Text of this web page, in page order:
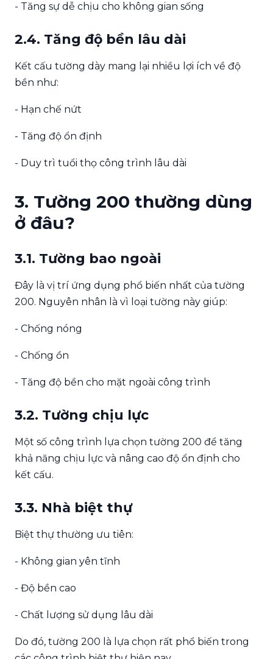
- Tăng sự dễ chịu cho không gian sống
2.4. Tăng độ bền lâu dài
Kết cấu tường dày mang lại nhiều lợi ích về độ
bền như:
- Hạn chế nứt
- Tăng độ ổn định
- Duy trì tuổi thọ công trình lâu dài
3. Tường 200 thường dùng
ở đâu?
3.1. Tường bao ngoài
Đây là vị trí ứng dụng phổ biến nhất của tường
200. Nguyên nhân là vì loại tường này giúp:
- Chống nóng
- Chống ồn
- Tăng độ bền cho mặt ngoài công trình
3.2. Tường chịu lực
Một số công trình lựa chọn tường 200 để tăng
khả năng chịu lực và nâng cao độ ổn định cho
kết cấu.
3.3. Nhà biệt thự
Biệt thự thường ưu tiên:
- Không gian yên tĩnh
- Độ bền cao
- Chất lượng sử dụng lâu dài
Do đó, tường 200 là lựa chọn rất phổ biến trong